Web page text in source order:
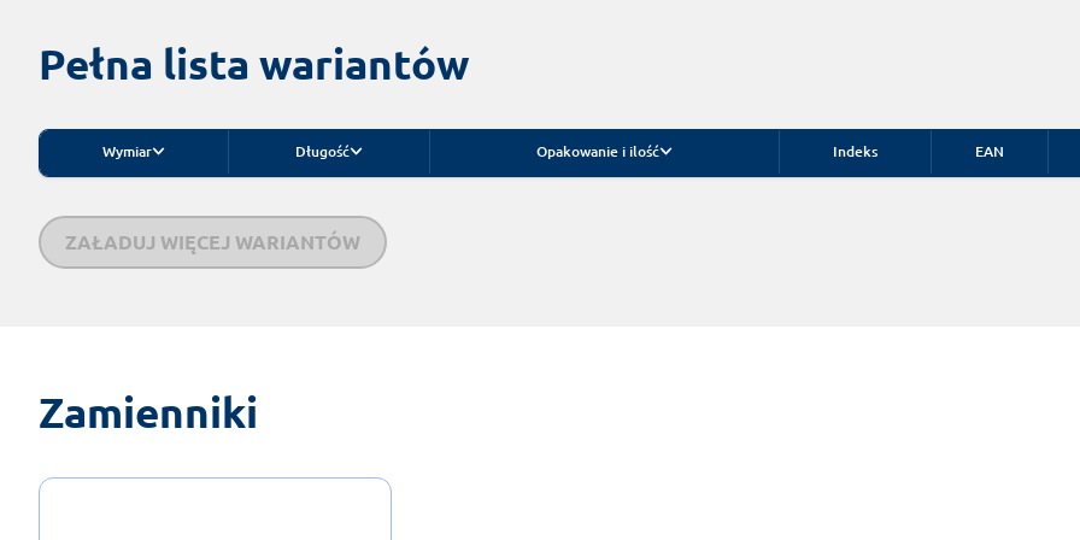
Pełna lista wariantów
Wymiar Długość Opakowanie i ilość Indeks EAN
ZAŁADUJ WIĘCEJ WARIANTÓW
Zamienniki